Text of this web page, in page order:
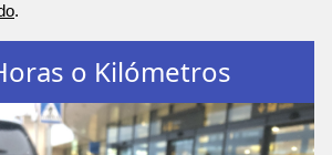
.
o Kilómetros